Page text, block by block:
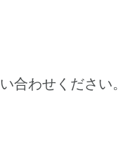
合わせください。